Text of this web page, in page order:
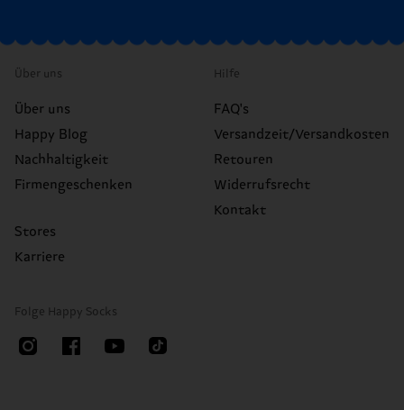
Über uns
Über uns
Happy Blog
Nachhaltigkeit
Firmengeschenken
Stores
Karriere
Hilfe
FAQ's
Versandzeit/Versandkosten
Retouren
Widerrufsrecht
Kontakt
Folge Happy Socks